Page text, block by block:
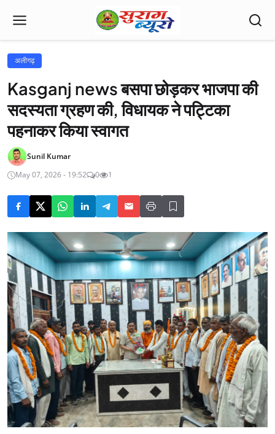
अलीगढ़
Kasganj news बसपा छोड़कर भाजपा की
सदस्यता ग्रहण की, विधायक ने पट्टिका
पहनाकर किया स्वागत
Sunil Kumar
May 07, 2026 - 19:52
0 1